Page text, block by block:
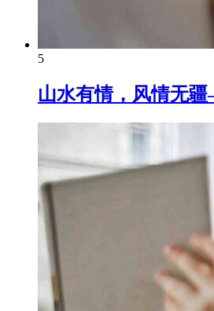
5
山水有情，风情无